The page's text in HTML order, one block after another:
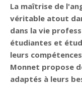
La maîtrise de
véritable atout
dans la vie
étudiantes et
leurs
Monnet propose
adaptés à leurs